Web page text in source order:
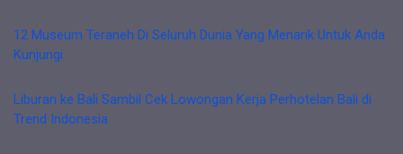
12 Museum Teraneh Di Seluruh Dunia Yang Menarik Untuk Anda
Kunjungi
Liburan ke Bali Sambil Cek Lowongan Kerja Perhotelan Bali di
Trend Indonesia